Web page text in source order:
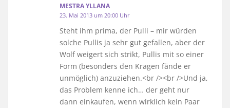
MESTRA YLLANA
23. Mai 2013 um 20:00 Uhr
Steht ihm prima, der Pulli – mir würden
solche Pullis ja sehr gut gefallen, aber der
Wolf weigert sich strikt, Pullis mit so einer
Form (besonders den Kragen fände er
unmöglich) anzuziehen.<br /><br />Und ja,
das Problem kenne ich… der geht nur
dann einkaufen, wenn wirklich kein Paar